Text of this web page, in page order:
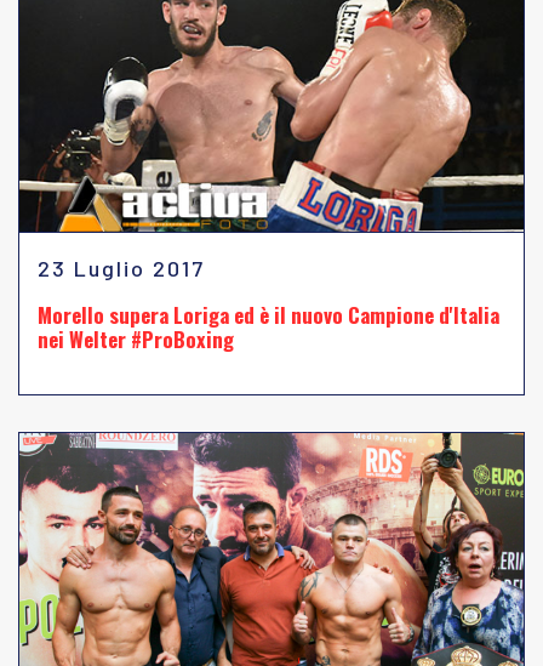
23 Luglio 2017
Morello supera Loriga ed è il nuovo Campione d'Italia
nei Welter #ProBoxing